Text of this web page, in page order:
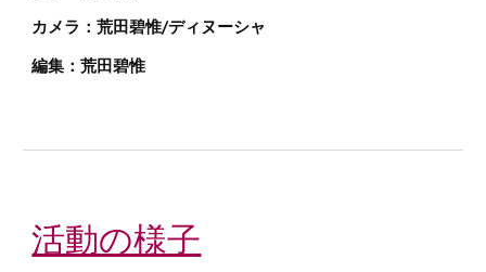
カメラ：荒田碧惟/ディヌーシャ
編集：荒田碧惟
活動の様子